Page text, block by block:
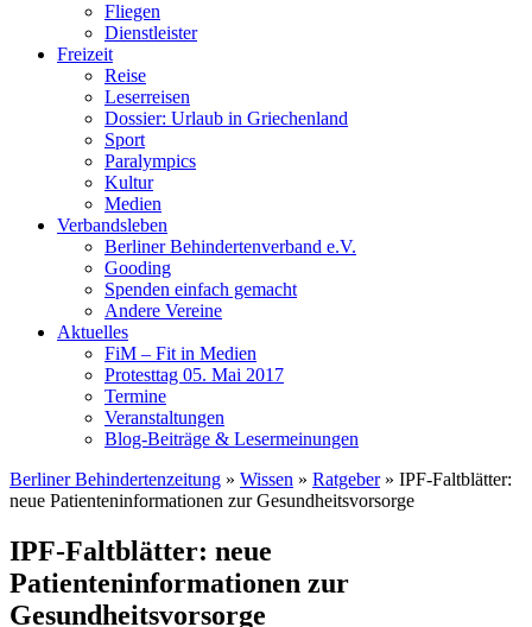
Fliegen
Dienstleister
Freizeit
Reise
Leserreisen
Dossier: Urlaub in Griechenland
Sport
Paralympics
Kultur
Medien
Verbandsleben
Berliner Behindertenverband e.V.
Gooding
Spenden einfach gemacht
Andere Vereine
Aktuelles
FiM – Fit in Medien
Protesttag 05. Mai 2017
Termine
Veranstaltungen
Blog-Beiträge & Lesermeinungen
Berliner Behindertenzeitung » Wissen » Ratgeber» IPF-Faltblätter:
neue Patienteninformationen zur Gesundheitsvorsorge
IPF-Faltblätter: neue
Patienteninformationen zur
Gesundheitsvorsorge